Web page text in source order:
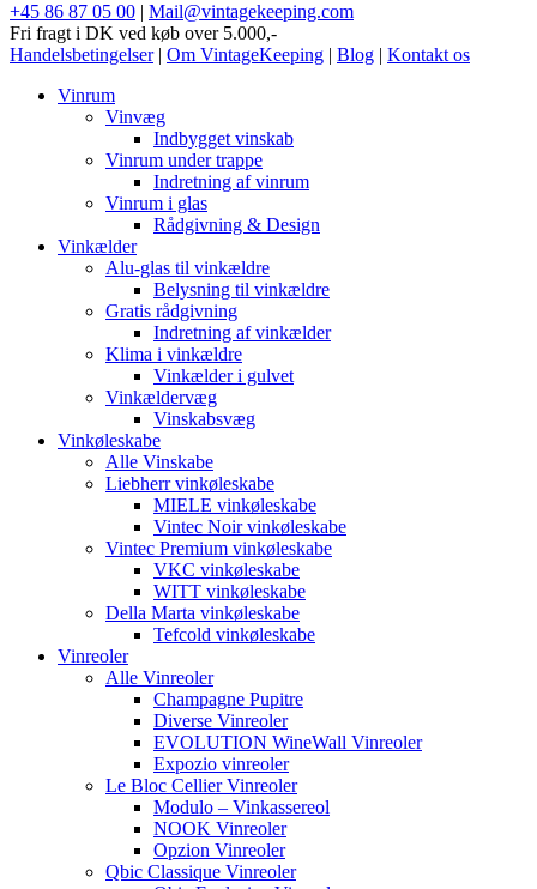
+45 86 87 05 00 | Mail@vintagekeeping.com
Fri fragt i DK ved køb over 5.000,-
Handelsbetingelser| Om VintageKeeping | Blog | Kontakt os
Vinrum
Vinvæg
Indbygget vinskab
Vinrum under trappe
Indretning af vinrum
Vinrum i glas
Rådgivning & Design
Vinkælder
Alu-glas til vinkældre
Belysning til vinkældre
Gratis rådgivning
Indretning af vinkælder
Klima i vinkældre
Vinkælder i gulvet
Vinkældervæg
Vinskabsvæg
Vinkøleskabe
Alle Vinskabe
Liebherr vinkøleskabe
MIELE vinkøleskabe
Vintec Noir vinkøleskabe
Vintec Premium vinkøleskabe
VKC vinkøleskabe
WITT vinkøleskabe
Della Marta vinkøleskabe
Tefcold vinkøleskabe
Vinreoler
Alle Vinreoler
Champagne Pupitre
Diverse Vinreoler
EVOLUTION WineWall Vinreoler
Expozio vinreoler
Le Bloc Cellier Vinreoler
Modulo – Vinkassereol
NOOK Vinreoler
Opzion Vinreoler
Qbic Classique Vinreoler